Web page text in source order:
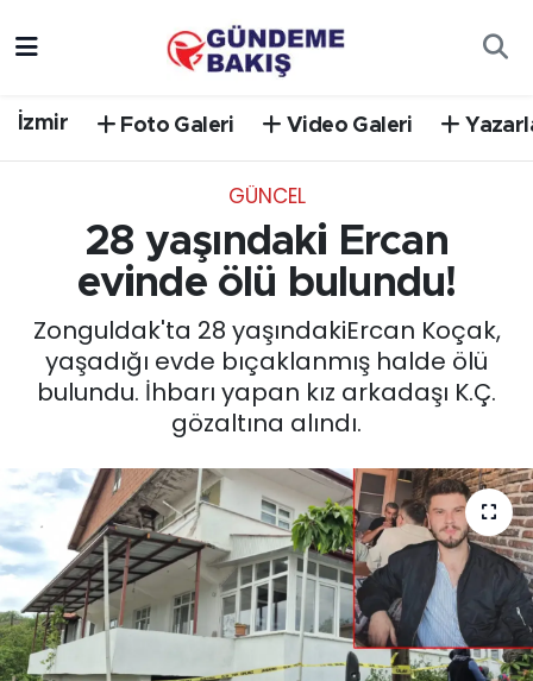
İzmir Foto Galeri Video Galeri
GÜNCEL
28 yaşındaki Ercan
evinde ölü bulundu!
Zonguldak'ta 28 yaşındakiErcan Koçak,
yaşadığı evde bıçaklanmış halde ölü
bulundu. İhbarı yapan kız arkadaşı K.Ç.
gözaltına alındı.
EGE
EĞİTİM
EKONOMİ
GÜNCEL
KÜLTÜR SANAT
MAGAZİN
Süper Lig Puan Durumu ve Fikstür
Tüm Manşetler
Son Dakika Haberleri